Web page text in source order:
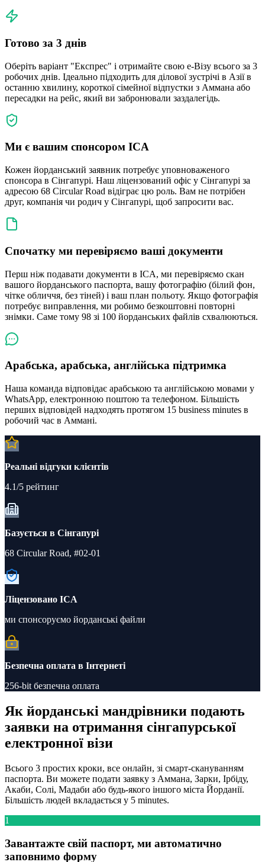
Готово за 3 днів
Оберіть варіант "Експрес" і отримайте свою е-Візу всього за 3
робочих днів. Ідеально підходить для ділової зустрічі в Азії в
останню хвилину, короткої сімейної відпустки з Аммана або
пересадки на рейс, який ви забронювали заздалегідь.
Ми є вашим спонсором ICA
Кожен йорданський заявник потребує уповноваженого
спонсора в Сінгапурі. Наш ліцензований офіс у Сінгапурі за
адресою 68 Circular Road відіграє цю роль. Вам не потрібен
друг, компанія чи родич у Сінгапурі, щоб запросити вас.
Спочатку ми перевіряємо ваші документи
Перш ніж подавати документи в ICA, ми перевіряємо скан
вашого йорданського паспорта, вашу фотографію (білий фон,
чітке обличчя, без тіней) і ваш план польоту. Якщо фотографія
потребує виправлення, ми робимо безкоштовні повторні
знімки. Саме тому 98 зі 100 йорданських файлів схвалюються.
Арабська, арабська, англійська підтримка
Наша команда відповідає арабською та англійською мовами у
WhatsApp, електронною поштою та телефоном. Більшість
перших відповідей надходять протягом 15 business minutes в
робочий час в Аммані.
Реальні відгуки клієнтів
4.1/5 рейтинг
Базується в Сінгапурі
68 Circular Road, #02-01
Ліцензовано ICA
ми спонсоруємо йорданські файли
Безпечна оплата в Інтернеті
256-bit безпечна оплата
Як йорданські мандрівники подають
заявки на отримання сінгапурської
електронної візи
Всього 3 простих кроки, все онлайн, зі смарт-скануванням
паспорта. Ви можете подати заявку з Аммана, Зарки, Ірбіду,
Акаби, Солі, Мадаби або будь-якого іншого міста Йорданії.
Більшість людей вкладається у 5 minutes.
1
Завантажте свій паспорт, ми автоматично
заповнимо форму